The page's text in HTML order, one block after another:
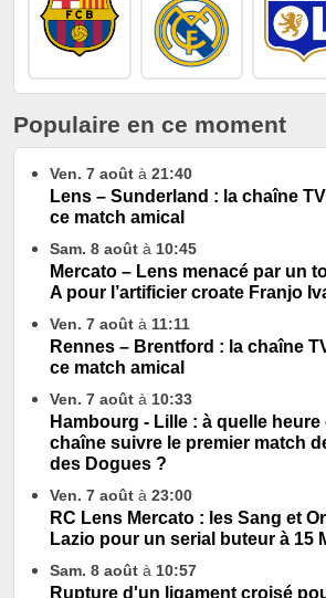
Populaire en ce moment
Ven. 7 août à 21:40
Lens – Sunderland : la chaîne
ce match amical
Sam. 8 août à 10:45
Mercato – Lens menacé par un
A pour l’artificier croate Franjo
Ven. 7 août à 11:11
Rennes – Brentford : la chaîne
ce match amical
Ven. 7 août à 10:33
Hambourg - Lille : à quelle
chaîne suivre le premier match
des Dogues ?
Ven. 7 août à 23:00
RC Lens Mercato : les Sang et
Lazio pour un serial buteur à 15
Sam. 8 août à 10:57
Rupture d'un ligament croisé